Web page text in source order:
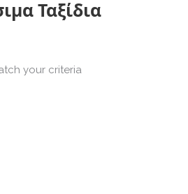
Ταξίδια
your criteria